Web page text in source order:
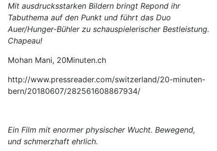
Mit ausdrucksstarken Bildern bringt Repond ihr
Tabuthema auf den Punkt und führt das Duo
Auer/Hunger-Bühler zu schauspielerischer Bestleistung.
Chapeau!
Mohan Mani, 20Minuten.ch
http://www.pressreader.com/switzerland/20-minuten-
bern/20180607/282561608867934/
Ein Film mit enormer physischer Wucht. Bewegend,
und schmerzhaft ehrlich.